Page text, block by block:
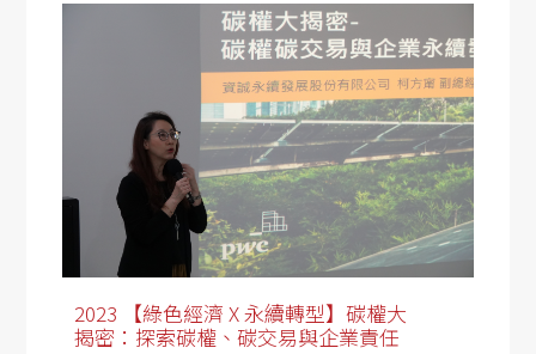
2023 【綠色經濟 X 永續轉型】碳權大
揭密：探索碳權、碳交易與企業責任